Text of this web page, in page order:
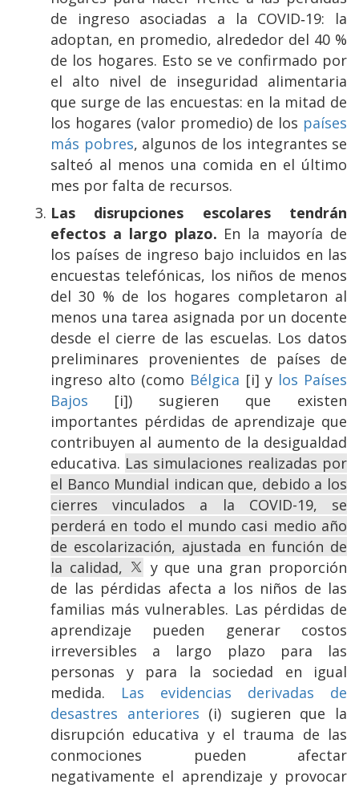
de ingreso asociadas a la COVID‑19: la
adoptan, en promedio, alrededor del 40 %
de los hogares. Esto se ve confirmado por
el alto nivel de inseguridad alimentaria
que surge de las encuestas: en la mitad de
los hogares (valor promedio) de los países
más pobres, algunos de los integrantes se
salteó al menos una comida en el último
mes por falta de recursos.
Las disrupciones escolares tendrán
efectos a largo plazo. En la mayoría de
los países de ingreso bajo incluidos en las
encuestas telefónicas, los niños de menos
del 30 % de los hogares completaron al
menos una tarea asignada por un docente
desde el cierre de las escuelas. Los datos
preliminares provenientes de países de
ingreso alto (como Bélgica [i] y los Países
Bajos [i]) sugieren que existen
importantes pérdidas de aprendizaje que
contribuyen al aumento de la desigualdad
educativa. Las simulaciones realizadas por
el Banco Mundial indican que, debido a los
cierres vinculados a la COVID-19, se
perderá en todo el mundo casi medio año
de escolarización, ajustada en función de
la calidad,
y que una gran proporción
de las pérdidas afecta a los niños de las
familias más vulnerables. Las pérdidas de
aprendizaje pueden generar costos
irreversibles a largo plazo para las
personas y para la sociedad en igual
medida. Las evidencias derivadas de
desastres anteriores (i) sugieren que la
disrupción educativa y el trauma de las
conmociones pueden afectar
negativamente el aprendizaje y provocar